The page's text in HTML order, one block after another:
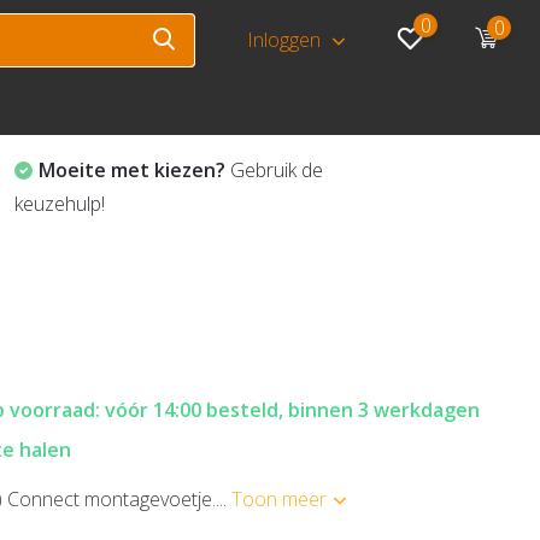
Inloggen
0 0
Moeite met kiezen? Gebruik de
keuzehulp!
voorraad: vóór 14:00 besteld, binnen 3 werkdagen
halen
Connect montagevoetje....Toon meer